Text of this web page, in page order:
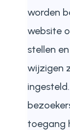
worden
website
stellen
wijzigen
toegang